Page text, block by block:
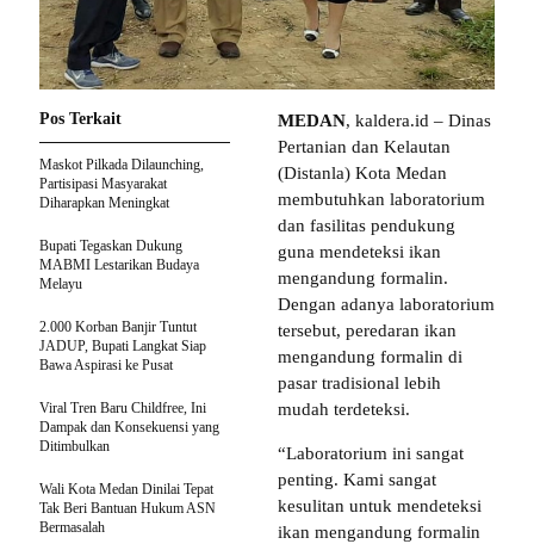
MEDAN, kaldera.id – Dinas
Pertanian dan Kelautan
(Distanla) Kota Medan
membutuhkan laboratorium
dan fasilitas pendukung
guna mendeteksi ikan
mengandung formalin.
Dengan adanya laboratorium
tersebut, peredaran ikan
mengandung formalin di
pasar tradisional lebih
mudah terdeteksi.
“Laboratorium ini sangat
penting. Kami sangat
kesulitan untuk mendeteksi
ikan mengandung formalin
Pos Terkait
Maskot Pilkada Dilaunching,
Partisipasi Masyarakat
Diharapkan Meningkat
Bupati Tegaskan Dukung
MABMI Lestarikan Budaya
Melayu
2.000 Korban Banjir Tuntut
JADUP, Bupati Langkat Siap
Bawa Aspirasi ke Pusat
Viral Tren Baru Childfree, Ini
Dampak dan Konsekuensi yang
Ditimbulkan
Wali Kota Medan Dinilai Tepat
Tak Beri Bantuan Hukum ASN
Bermasalah